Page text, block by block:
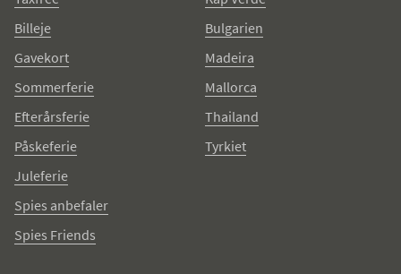
Billeje
Gavekort
Sommerferie
Efterårsferie
Påskeferie
Juleferie
Spies anbefaler
Spies Friends
Bulgarien
Madeira
Mallorca
Thailand
Tyrkiet